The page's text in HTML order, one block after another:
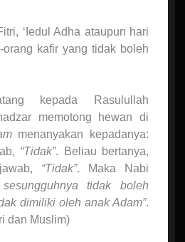
‘Iedul Adha ataupun hari
kafir yang tidak boleh
kepada Rasulullah
memotong hewan di
menanyakan kepadanya:
“Tidak”. Beliau bertanya,
“Tidak”. Maka Nabi
tidak boleh
dimiliki oleh anak Adam”.
dan Muslim)